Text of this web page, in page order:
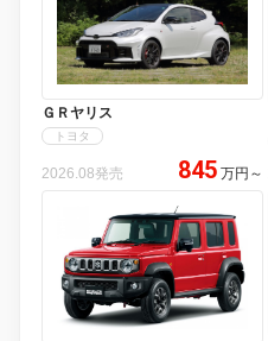
ＧＲヤリス
トヨタ
2026.08発売 845 万円 ～